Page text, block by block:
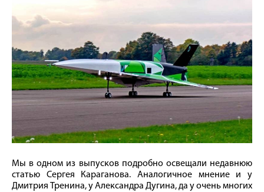
Мы в одном из выпусков подробно освещали недавнюю
статью Сергея Караганова. Аналогичное мнение и у
Дмитрия Тренина, у Александра Дугина, да у очень многих